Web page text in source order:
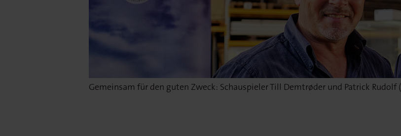
Gemeinsam für den guten Zweck: Schauspieler Till Demtrøder und Patrick Rudolf